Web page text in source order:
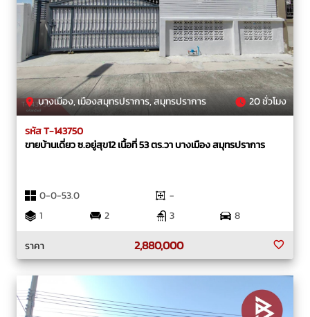
บางเมือง, เมืองสมุทรปราการ, สมุทรปราการ 20 ชั่วโมง
รหัส T-143750
ขายบ้านเดี่ยว ซ.อยู่สุข12 เนื้อที่ 53 ตร.วา บางเมือง สมุทรปราการ
0-0-53.0
-
1
2 3
8
ราคา
2,880,000